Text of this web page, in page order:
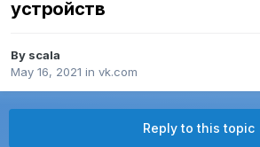
устройств
By scala
May 16, 2021 in vk.com
Reply to this topic